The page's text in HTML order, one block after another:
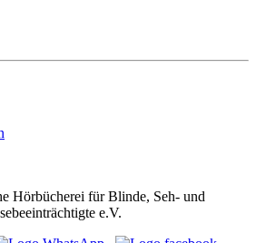
Hörbücherei für Blinde, Seh- und
e.V.